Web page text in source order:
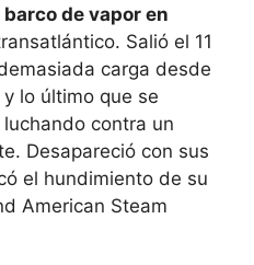
de vapor en
Salió el 11
carga desde
lo último que se
contra un
Desapareció con sus
el hundimiento de su
American Steam